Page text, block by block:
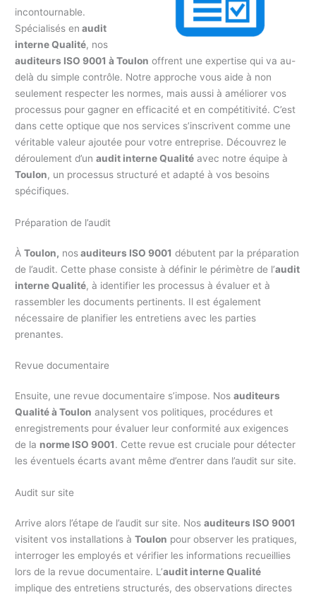
incontournable.
Spécialisés en audit
interne Qualité, nos
auditeurs ISO 9001 à Toulon offrent une expertise qui va au-
delà du simple contrôle. Notre approche vous aide à non
seulement respecter les normes, mais aussi à améliorer vos
processus pour gagner en efficacité et en compétitivité. C’est
dans cette optique que nos services s’inscrivent comme une
véritable valeur ajoutée pour votre entreprise. Découvrez le
déroulement d’unaudit interne Qualité avec notre équipe à
Toulon, un processus structuré et adapté à vos besoins
spécifiques.
Préparation de l’audit
ÀToulon, nosauditeurs ISO 9001 débutent par la préparation
de l’audit. Cette phase consiste à définir le périmètre de l’audit
interne Qualité, à identifier les processus à évaluer et à
rassembler les documents pertinents. Il est également
nécessaire de planifier les entretiens avec les parties
prenantes.
Revue documentaire
Ensuite, une revue documentaire s’impose. Nosauditeurs
Qualité à Toulon analysent vos politiques, procédures et
enregistrements pour évaluer leur conformité aux exigences
de la norme ISO 9001. Cette revue est cruciale pour détecter
les éventuels écarts avant même d’entrer dans l’audit sur site.
Audit sur site
Arrive alors l’étape de l’audit sur site. Nosauditeurs ISO 9001
visitent vos installations àToulon pour observer les pratiques,
interroger les employés et vérifier les informations recueillies
lors de la revue documentaire. L’audit interne Qualité
implique des entretiens structurés, des observations directes